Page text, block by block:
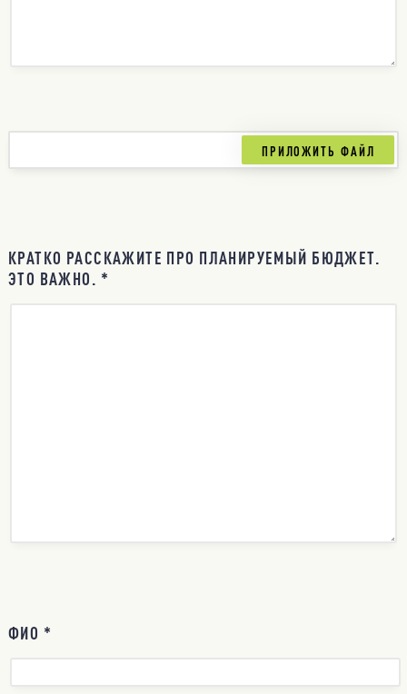
КРАТКО РАССКАЖИТЕ ПРО ПЛАНИРУЕМЫЙ БЮДЖЕТ.
ЭТО ВАЖНО. *
ФИО *